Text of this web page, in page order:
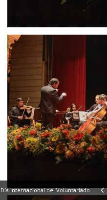
Día Internacional del Voluntariado